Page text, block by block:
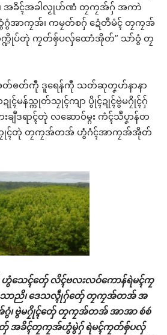
အခိၚ်အခါလၟုဟ်ဏံ တၠကၠအ်ဂှ် အကာဲ
ဂွံအာကၠအ်၊ ကမၠတ်စဂှ် ဍေံတီမံၚ် တၠကၠအ်
ပ်တုဲ ကၠတ်ၜှ်ပလှ်ထောံအိုတ်” သာ်ဝွံ တၠ
ၜတ်ၜတ်ကီု ဒူရေန်ကီု သတ်ဆုတၞဟ်နာနာ
မန်သ္ကုတ်သၠုၚ်ကျာ ပွိုၚ်ဍုၚ်ဗွဲမဂၠိုၚ်ဂှ်
ချဳဒရာၚ်တုဲ လဆောဝ်မ္ဂး ကံၚ်သဳပၞာန်တ
က်ကၠုၚ်တုဲ တၠကၠအ်တအ် ဟွံဂံၚ်အာကၠအ်အိုတ်
သေၚ်တှ်ေ လိၚ်ဗလးလဝ်ကောန်ရဲမၚ်ကၠ
သာညိ၊ ဒေသလ္ၚဵုဂှ်တှ်ေ တၠကၠအ်တအ် အ
ဗွဲမဂၠိုၚ်တှ်ေ တၠကၠအ်တအ် အာအာ စဴစဴ
အခိၚ်တၠကၠအ်ဟွံမွဲဂှ် ရဲမၚ်ကၠတ်ၜှ်ပလှ်